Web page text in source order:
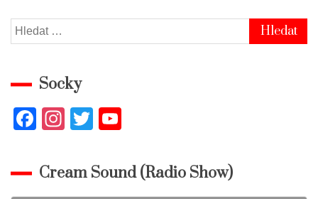
Vyhledávání
Socky
F
c
e
In
a
gr
T
itt
er
u
T
Cream Sound (Radio Show)